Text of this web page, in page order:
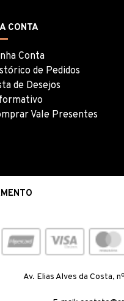
CONTA
Conta
de Pedidos
de Desejos
Vale Presentes
Av. Elias Alves da Costa,